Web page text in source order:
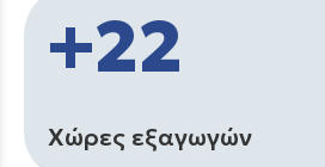
+22
Χώρες εξαγωγών